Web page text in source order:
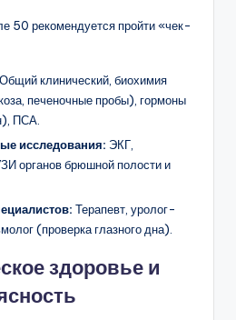
50 рекомендуется пройти «чек-
Общий клинический, биохимия
печеночные пробы), гормоны
ПСА.
исследования: ЭКГ,
органов брюшной полости и
Терапевт, уролог-
(проверка глазного дна).
здоровье и